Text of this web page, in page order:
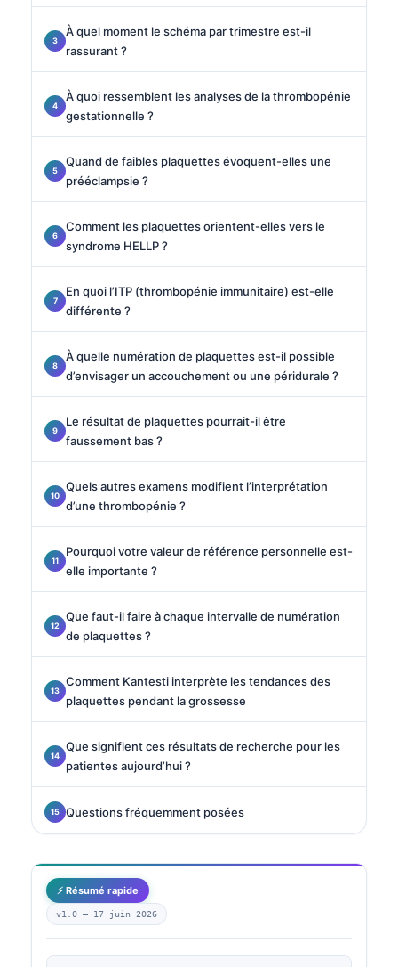
À quel moment le schéma par trimestre est-il
rassurant ?
À quoi ressemblent les analyses de la thrombopénie
gestationnelle ?
Quand de faibles plaquettes évoquent-elles une
prééclampsie ?
Comment les plaquettes orientent-elles vers le
syndrome HELLP ?
En quoi l’ITP (thrombopénie immunitaire) est-elle
différente ?
À quelle numération de plaquettes est-il possible
d’envisager un accouchement ou une péridurale ?
Le résultat de plaquettes pourrait-il être
faussement bas ?
Quels autres examens modifient l’interprétation
d’une thrombopénie ?
Pourquoi votre valeur de référence personnelle est-
elle importante ?
Que faut-il faire à chaque intervalle de numération
de plaquettes ?
Comment Kantesti interprète les tendances des
plaquettes pendant la grossesse
Que signifient ces résultats de recherche pour les
patientes aujourd’hui ?
Questions fréquemment posées
⚡ Résumé rapide
v1.0 — 17 juin 2026